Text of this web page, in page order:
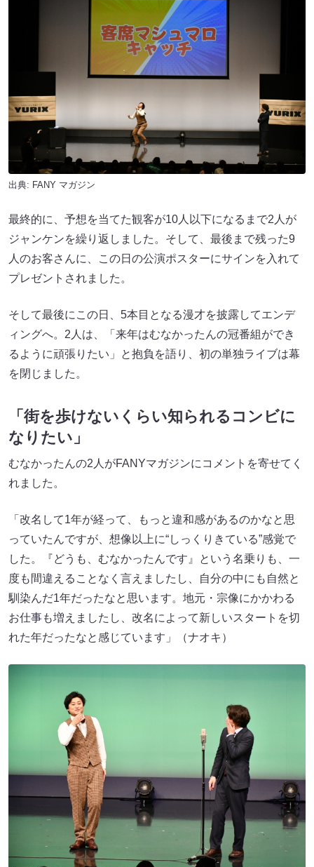
出典: FANY マガジン
最終的に、予想を当てた観客が10人以下になるまで2人が
ジャンケンを繰り返しました。そして、最後まで残った9
人のお客さんに、この日の公演ポスターにサインを入れて
プレゼントされました。
そして最後にこの日、5本目となる漫才を披露してエンデ
ィングへ。2人は、「来年はむなかったんの冠番組ができ
るように頑張りたい」と抱負を語り、初の単独ライブは幕
を閉じました。
「街を歩けないくらい知られるコンビに
なりたい」
むなかったんの2人がFANYマガジンにコメントを寄せてく
れました。
「改名して1年が経って、もっと違和感があるのかなと思
っていたんですが、想像以上に“しっくりきている”感覚で
した。『どうも、むなかったんです』という名乗りも、一
度も間違えることなく言えましたし、自分の中にも自然と
馴染んだ1年だったなと思います。地元・宗像にかかわる
お仕事も増えましたし、改名によって新しいスタートを切
れた年だったなと感じています」（ナオキ）